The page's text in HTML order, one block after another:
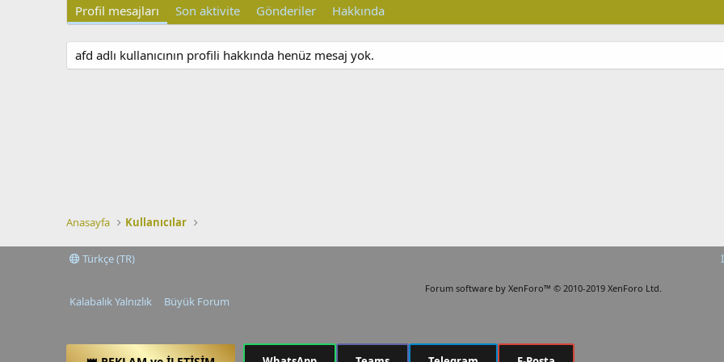
Profil mesajları Son aktivite Gönderiler Hakkında
afd adlı kullanıcının profili hakkında henüz mesaj yok.
Anasayfa Kullanıcılar
Türkçe (TR)
Forum software by XenForo™ © 2010-2019 XenForo Ltd.
Kalabalık Yalnızlık Büyük Forum